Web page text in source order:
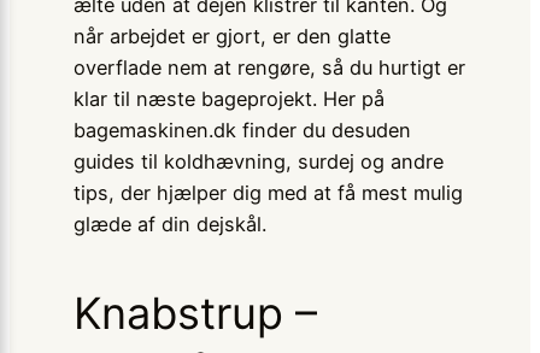
ælte uden at dejen klistrer til kanten. Og
når arbejdet er gjort, er den glatte
overflade nem at rengøre, så du hurtigt er
klar til næste bageprojekt. Her på
bagemaskinen.dk finder du desuden
guides til koldhævning, surdej og andre
tips, der hjælper dig med at få mest mulig
glæde af din dejskål.
Knabstrup –